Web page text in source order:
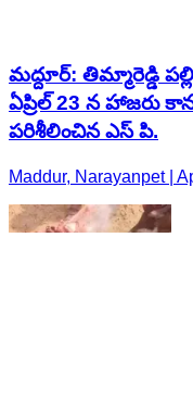
మద్దూర్: తిమ్మారెడ్డి
ఏప్రిల్ 23 న హాజరు
పరిశీలించిన ఎస్ పి.
Maddur, Narayanpet |